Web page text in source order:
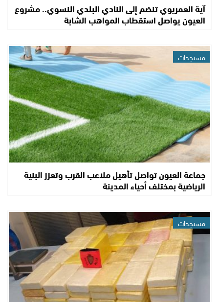
آية العمريوي تنضم إلى النادي البلدي النسوي.. مشروع
العيون يواصل استقطاب المواهب الشابة
مستجدات
جماعة العيون تواصل تأهيل ملاعب القرب وتعزز البنية
الرياضية بمختلف أحياء المدينة
مستجدات